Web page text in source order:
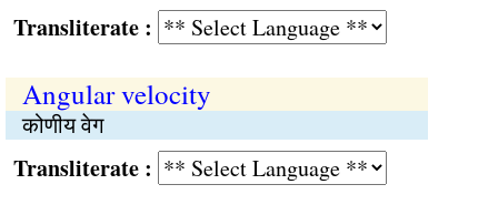
:
Angular velocity
कोणीय वेग
: